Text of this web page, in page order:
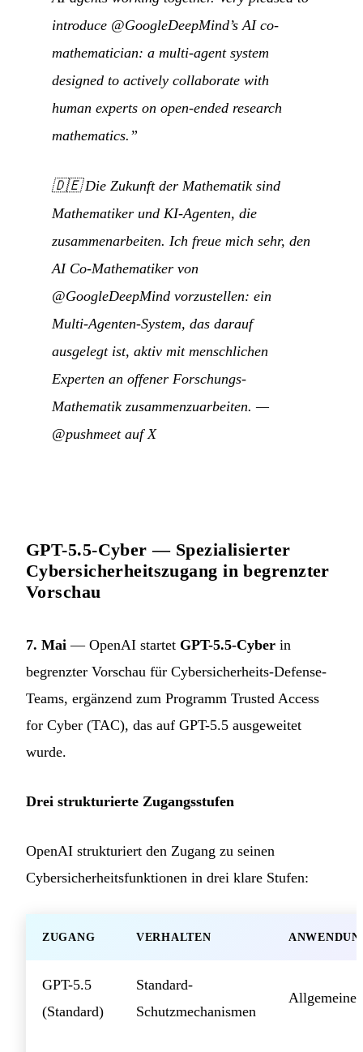
introduce @GoogleDeepMind’s AI co-
mathematician: a multi-agent system
designed to actively collaborate with
human experts on open-ended research
mathematics.”
🇩🇪Die Zukunft der Mathematik sind
Mathematiker und KI-Agenten, die
zusammenarbeiten. Ich freue mich sehr, den
AI Co-Mathematiker von
@GoogleDeepMind vorzustellen: ein
Multi-Agenten-System, das darauf
ausgelegt ist, aktiv mit menschlichen
Experten an offener Forschungs-
Mathematik zusammenzuarbeiten. —
@pushmeet auf X
GPT-5.5-Cyber — Spezialisierter
Cybersicherheitszugang in begrenzter
Vorschau
7. Mai — OpenAI startet GPT-5.5-Cyber in
begrenzter Vorschau für Cybersicherheits-Defense-
Teams, ergänzend zum Programm Trusted Access
for Cyber (TAC), das auf GPT-5.5 ausgeweitet
wurde.
Drei strukturierte Zugangsstufen
OpenAI strukturiert den Zugang zu seinen
Cybersicherheitsfunktionen in drei klare Stufen:
ZUGANG VERHALTEN
GPT-5.5
(Standard)
Standard-
Schutzmechanismen
Allgemeine